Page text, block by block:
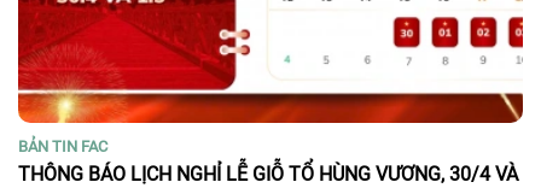
BẢN TIN FAC
THÔNG BÁO LỊCH NGHỈ LỄ GIỖ TỔ HÙNG VƯƠNG, 30/4 VÀ